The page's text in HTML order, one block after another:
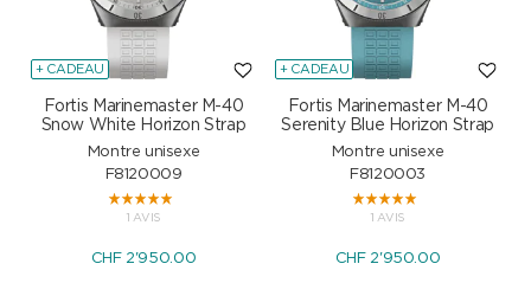
+ CADEAU
Fortis Marinemaster M-40
Snow White Horizon Strap
Montre unisexe
F8120009
1 AVIS
CHF 2'950.00
+ CADEAU
Fortis Marinemaster M-40
Serenity Blue Horizon Strap
Montre unisexe
F8120003
1 AVIS
CHF 2'950.00